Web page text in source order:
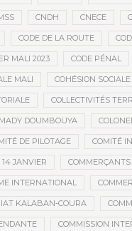
CNDH CNECE
CODE DE LA ROUTE
MALI 2023 CODE PÉNAL
MALI COHÉSION
COLLECTIVITÉS
DOUMBOUYA
DE PILOTAGE COMITÉ
JANVIER COMMERÇANTS
INTERNATIONAL
KALABAN-COURA
COMMISSION